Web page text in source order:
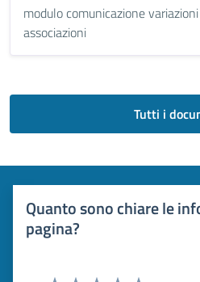
modulo comunicazione
associazioni
Tutti i
Quanto sono chiare le
pagina?